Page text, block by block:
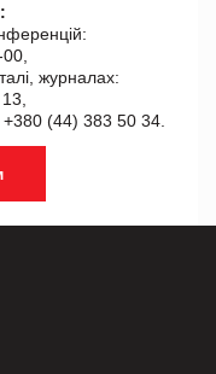
журналах:
(44) 383 50 34.